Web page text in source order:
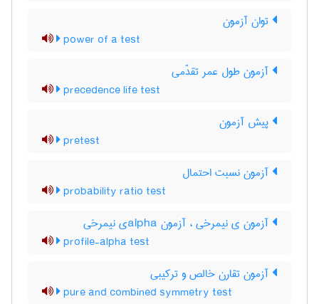
توان آزمون
power of a test
آزمون طول عمر تقدّمی
precedence life test
پیش آزمون
pretest
آزمون نسبت احتمال
probability ratio test
آزمون ی نیمرخی ، آزمون ‌a‌l‌p‌h‌aی نیمرخی
profile-alpha test
آزمون تقارن خالص و ترکیبی
pure and combined symmetry test